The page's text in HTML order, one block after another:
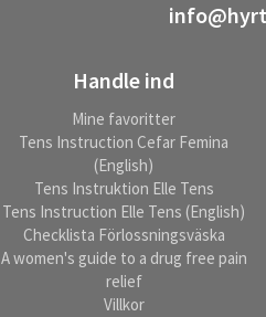
Handle ind
Mine favoritter
Tens Instruction Cefar Femina
(English)
Tens Instruktion Elle Tens
Tens Instruction Elle Tens (English)
Checklista Förlossningsväska
A women's guide to a drug free pain
relief
Villkor